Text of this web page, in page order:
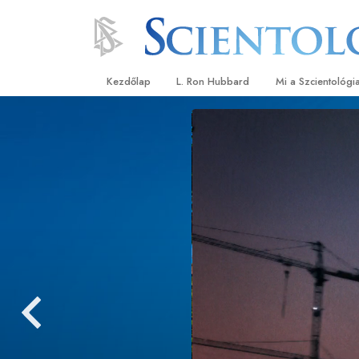
Kezdőlap L. Ron Hubbard Mi a
Látogatás egy
A Szcientológia
Bevezetés a